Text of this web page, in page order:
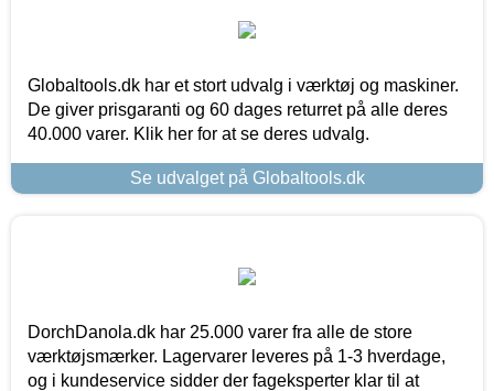
Globaltools.dk har et stort udvalg i værktøj og maskiner.
De giver prisgaranti og 60 dages returret på alle deres
40.000 varer. Klik her for at se deres udvalg.
Se udvalget på Globaltools.dk
DorchDanola.dk har 25.000 varer fra alle de store
værktøjsmærker. Lagervarer leveres på 1-3 hverdage,
og i kundeservice sidder der fageksperter klar til at